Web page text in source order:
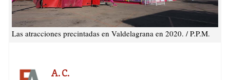
Las atracciones precintadas en Valdelagrana en 2020. / P.P.M.
A. C.